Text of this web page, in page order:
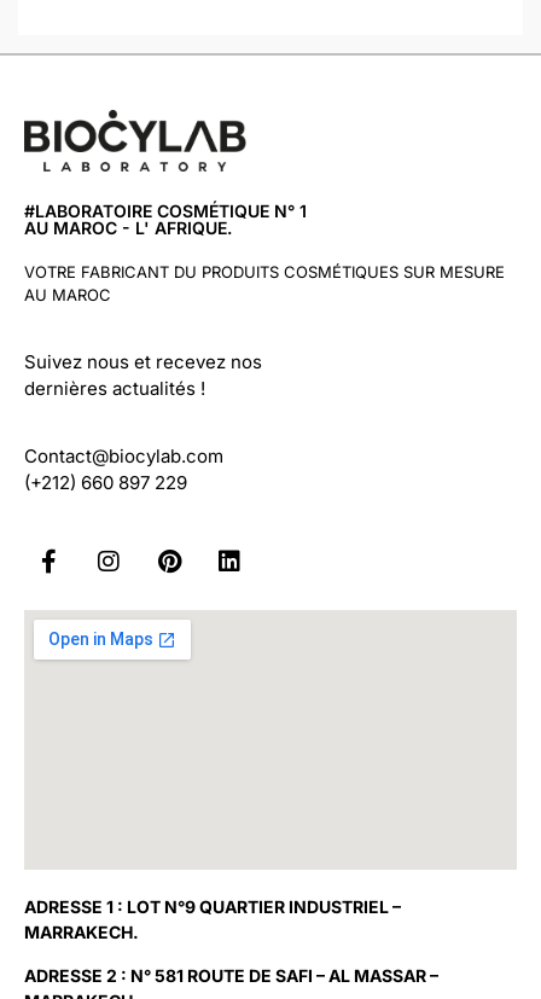
#LABORATOIRE COSMÉTIQUE N° 1
AU MAROC - L' AFRIQUE.
VOTRE FABRICANT DU PRODUITS COSMÉTIQUES SUR MESURE
AU MAROC
Suivez nous et recevez nos
dernières actualités !
Contact@biocylab.com
(+212) 660 897 229
ADRESSE 1 : LOT N°9 QUARTIER INDUSTRIEL –
MARRAKECH.
ADRESSE 2 : N° 581 ROUTE DE SAFI – AL MASSAR –